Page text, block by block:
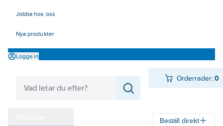
Jobba hos oss
Nya produkter
Logga in
Orderrader:0
Beställ direkt